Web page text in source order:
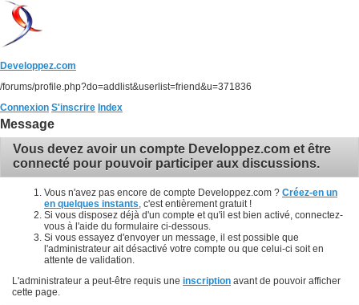
Developpez.com
/forums/profile.php?do=addlist&userlist=friend&u=371836
Connexion S'inscrire Index
Message
Vous devez avoir un compte Developpez.com et être
connecté pour pouvoir participer aux discussions.
Vous n'avez pas encore de compte Developpez.com ? Créez-en un
en quelques instants , c'est entièrement gratuit !
Si vous disposez déjà d'un compte et qu'il est bien activé, connectez-
vous à l'aide du formulaire ci-dessous.
Si vous essayez d'envoyer un message, il est possible que
l'administrateur ait désactivé votre compte ou que celui-ci soit en
attente de validation.
L'administrateur a peut-être requis une inscription avant de pouvoir afficher
cette page.